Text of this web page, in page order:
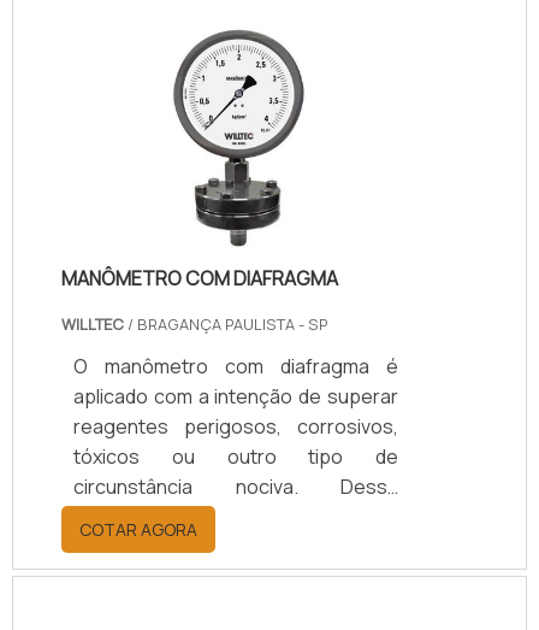
hermeticamente um determinado
item, como cilindros e atuadores, de
modo a evitar prováveis vazamentos
de fluidos resultantes de processos
do trabalho do maquinário. As
gaxetas são produzidas em grande
variedade de composição quím.
MANÔMETRO COM DIAFRAGMA
WILLTEC / BRAGANÇA PAULISTA - SP
O manômetro com diafragma é
aplicado com a intenção de superar
reagentes perigosos, corrosivos,
tóxicos ou outro tipo de
circunstância nociva. Dessa
maneira, o selo diafragma é
administrado junto do manômetro,
durante a mensuração, por meio de
COTAR AGORA